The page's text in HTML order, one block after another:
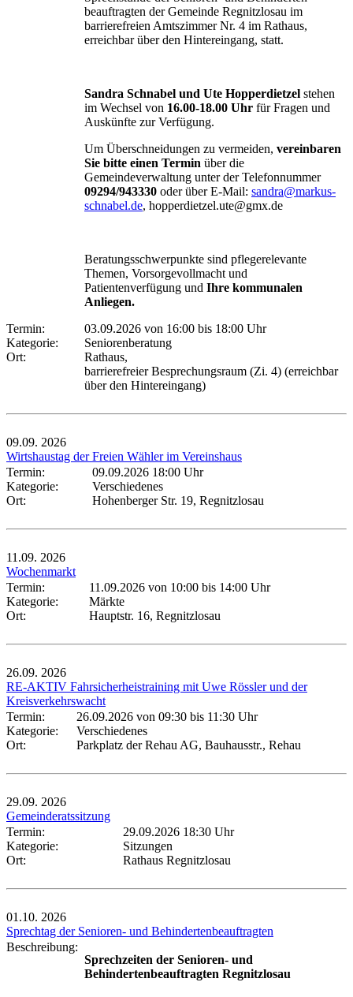
beauftragten der Gemeinde Regnitzlosau im
barrierefreien Amtszimmer Nr. 4 im Rathaus,
erreichbar über den Hintereingang, statt.
Sandra Schnabel und Ute Hopperdietzel stehen
im Wechsel von 16.00-18.00 Uhr für Fragen und
Auskünfte zur Verfügung.
Um Überschneidungen zu vermeiden, vereinbaren
Sie bitte einen Termin über die
Gemeindeverwaltung unter der Telefonnummer
09294/943330 oder über E-Mail: sandra@markus-
schnabel.de, hopperdietzel.ute@gmx.de
Beratungsschwerpunkte sind pflegerelevante
Themen, Vorsorgevollmacht und
Patientenverfügung und Ihre kommunalen
Anliegen.
Termin:
03.09.2026 von 16:00 bis 18:00 Uhr
Kategorie:
Seniorenberatung
Ort:
Rathaus,
barrierefreier Besprechungsraum (Zi. 4) (erreichbar
über den Hintereingang)
09.09. 2026
Wirtshaustag der Freien Wähler im Vereinshaus
Termin:
09.09.2026 18:00 Uhr
Kategorie:
Verschiedenes
Ort:
Hohenberger Str. 19, Regnitzlosau
11.09. 2026
Wochenmarkt
Termin:
11.09.2026 von 10:00 bis 14:00 Uhr
Kategorie:
Märkte
Ort:
Hauptstr. 16, Regnitzlosau
26.09. 2026
RE-AKTIV Fahrsicherheistraining mit Uwe Rössler und der
Kreisverkehrswacht
Termin:
26.09.2026 von 09:30 bis 11:30 Uhr
Kategorie:
Verschiedenes
Ort:
Parkplatz der Rehau AG, Bauhausstr., Rehau
29.09. 2026
Gemeinderatssitzung
Termin:
29.09.2026 18:30 Uhr
Kategorie:
Sitzungen
Ort:
Rathaus Regnitzlosau
01.10. 2026
Sprechtag der Senioren- und Behindertenbeauftragten
Beschreibung:
Sprechzeiten der Senioren- und
Behindertenbeauftragten Regnitzlosau